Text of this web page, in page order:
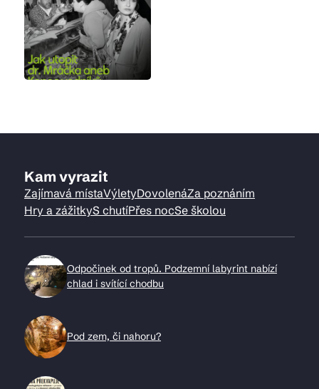
Kam vyrazit
Zajímavá místaVýletyDovolenáZa poznáním
Hry a zážitkyS chutíPřes nocSe školou
Odpočinek od tropů. Podzemní labyrint nabízí
chlad i svítící chodbu
Pod zem, či nahoru?